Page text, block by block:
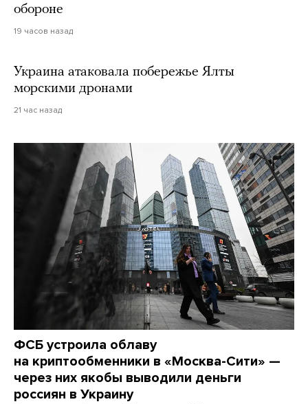
обороне
19 часов назад
Украина атаковала побережье Ялты
морскими дронами
21 час назад
ФСБ устроила облаву
на криптообменники в «Москва-Сити» —
через них якобы выводили деньги
россиян в Украину